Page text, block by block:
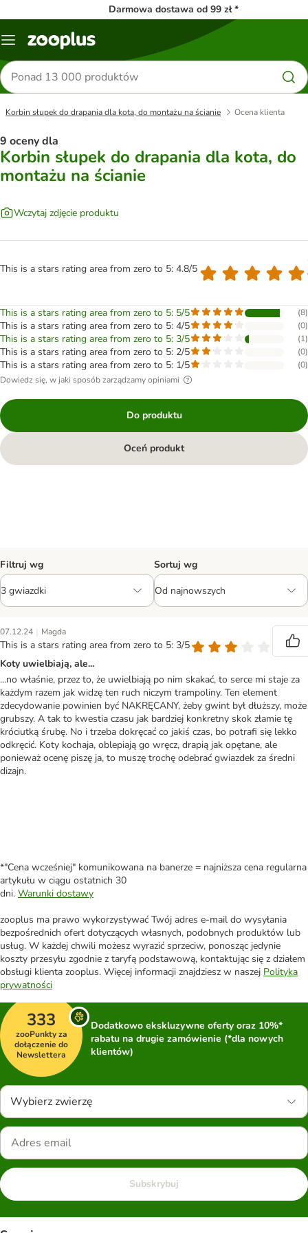
Darmowa dostawa od 99 zł *
Menu
Szukaj
produktów
Korbin słupek do drapania dla kota, do montażu na ścianie Ocena klienta
9 oceny dla
Korbin słupek do drapania dla kota, do
montażu na ścianie
Wczytaj zdjęcie produktu
This is a stars rating area from zero to 5: 4.8/5
This is a stars rating area from zero to 5: 5/5 (8)
This is a stars rating area from zero to 5: 4/5 (0)
This is a stars rating area from zero to 5: 3/5 (1)
This is a stars rating area from zero to 5: 2/5 (0)
This is a stars rating area from zero to 5: 1/5 (0)
Dowiedz się, w jaki sposób zarządzamy opiniami
Do produktu
Oceń produkt
Filtruj wg Sortuj wg
07.12.24 | Magda
This is a stars rating area from zero to 5: 3/5
Koty uwielbiają, ale...
...no właśnie, przez to, że uwielbiają po nim skakać, to serce mi staje za
każdym razem jak widzę ten ruch niczym trampoliny. Ten element
zdecydowanie powinien być NAKRĘCANY, żeby gwint był dłuższy, może
grubszy. A tak to kwestia czasu jak bardziej konkretny skok złamie tę
króciutką śrubę. No i trzeba dokręcać co jakiś czas, bo potrafi się lekko
odkręcić. Koty kochaja, oblepiają go wręcz, drapią jak opętane, ale
ponieważ ocenę piszę ja, to muszę trochę odebrać gwiazdek za średni
dizajn.
*"Cena wcześniej" komunikowana na banerze = najniższa cena regularna
artykułu w ciągu ostatnich 30
dni. Warunki dostawy
zooplus ma prawo wykorzystywać Twój adres e-mail do wysyłania
bezpośrednich ofert dotyczących własnych, podobnych produktów lub
usług. W każdej chwili możesz wyrazić sprzeciw, ponosząc jedynie
koszty przesyłu zgodnie z taryfą podstawową, kontaktując się z działem
obsługi klienta zooplus. Więcej informacji znajdziesz w naszej Polityka
prywatności
333
zooPunkty za
dołączenie do
Newslettera
Dodatkowo ekskluzywne oferty oraz 10%*
rabatu na drugie zamówienie (*dla nowych
klientów)
Wybierz zwierzę
Subskrybuj